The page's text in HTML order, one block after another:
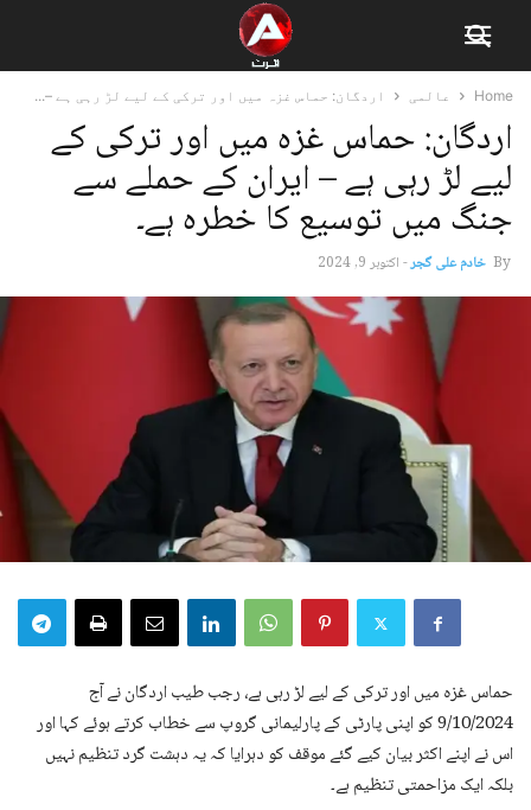
Home عالمی اردگان: حماس غزہ میں اور ترکی کے لیے لڑ رہی ہے –...
اردگان: حماس غزہ میں اور ترکی کے
لیے لڑ رہی ہے – ایران کے حملے سے
جنگ میں توسیع کا خطرہ ہے۔
By خادم علی گجر-اکتوبر 9, 2024
حماس غزہ میں اور ترکی کے لیے لڑ رہی ہے، رجب طیب اردگان نے آج
9/10/2024 کو اپنی پارٹی کے پارلیمانی گروپ سے خطاب کرتے ہوئے کہا اور
اس نے اپنے اکثر بیان کیے گئے موقف کو دہرایا کہ یہ دہشت گرد تنظیم نہیں
بلکہ ایک مزاحمتی تنظیم ہے۔